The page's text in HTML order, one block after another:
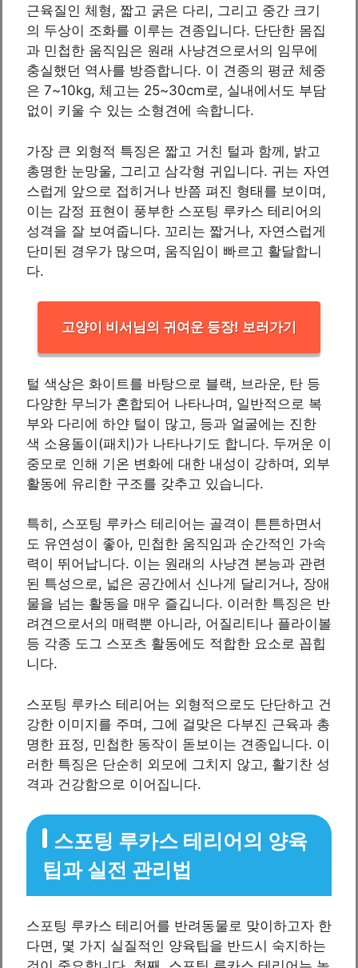
근육질인 체형, 짧고 굵은 다리, 그리고 중간 크기
의 두상이 조화를 이루는 견종입니다. 단단한 몸집
과 민첩한 움직임은 원래 사냥견으로서의 임무에
충실했던 역사를 방증합니다. 이 견종의 평균 체중
은 7~10kg, 체고는 25~30cm로, 실내에서도 부담
없이 키울 수 있는 소형견에 속합니다.
가장 큰 외형적 특징은 짧고 거친 털과 함께, 밝고
총명한 눈망울, 그리고 삼각형 귀입니다. 귀는 자연
스럽게 앞으로 접히거나 반쯤 펴진 형태를 보이며,
이는 감정 표현이 풍부한 스포팅 루카스 테리어의
성격을 잘 보여줍니다. 꼬리는 짧거나, 자연스럽게
단미된 경우가 많으며, 움직임이 빠르고 활달합니
다.
고양이 비서님의 귀여운 등장! 보러가기
털 색상은 화이트를 바탕으로 블랙, 브라운, 탄 등
다양한 무늬가 혼합되어 나타나며, 일반적으로 복
부와 다리에 하얀 털이 많고, 등과 얼굴에는 진한
색 소용돌이(패치)가 나타나기도 합니다. 두꺼운 이
중모로 인해 기온 변화에 대한 내성이 강하며, 외부
활동에 유리한 구조를 갖추고 있습니다.
특히, 스포팅 루카스 테리어는 골격이 튼튼하면서
도 유연성이 좋아, 민첩한 움직임과 순간적인 가속
력이 뛰어납니다. 이는 원래의 사냥견 본능과 관련
된 특성으로, 넓은 공간에서 신나게 달리거나, 장애
물을 넘는 활동을 매우 즐깁니다. 이러한 특징은 반
려견으로서의 매력뿐 아니라, 어질리티나 플라이볼
등 각종 도그 스포츠 활동에도 적합한 요소로 꼽힙
니다.
스포팅 루카스 테리어는 외형적으로도 단단하고 건
강한 이미지를 주며, 그에 걸맞은 다부진 근육과 총
명한 표정, 민첩한 동작이 돋보이는 견종입니다. 이
러한 특징은 단순히 외모에 그치지 않고, 활기찬 성
격과 건강함으로 이어집니다.
스포팅 루카스 테리어의 양육
팁과 실전 관리법
스포팅 루카스 테리어를 반려동물로 맞이하고자 한
다면, 몇 가지 실질적인 양육팁을 반드시 숙지하는